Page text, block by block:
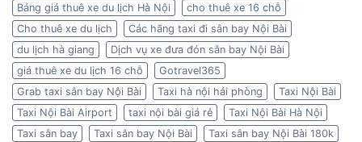
Bảng giá thuê xe du lịch Hà Nội
cho thuê xe 16 chỗ
Cho thuê xe du lịch
Các hãng taxi đi sân bay Nội Bài
du lịch hà giang
Dịch vụ xe đưa đón sân bay Nội Bài
giá thuê xe du lịch 16 chỗ
Gotravel365
Grab taxi sân bay Nội Bài
Taxi hà nội hải phòng
Taxi Nội Bài
Taxi Nội Bài Airport
taxi nội bài giá rẻ
Taxi Nội Bài Hà Nội
Taxi sân bay
Taxi sân bay Nội Bài
Taxi sân bay Nội Bài 180k